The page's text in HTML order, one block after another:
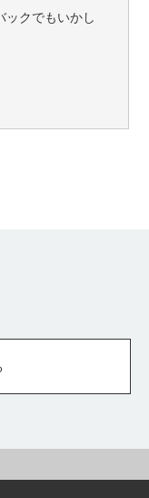
ックでもいかし